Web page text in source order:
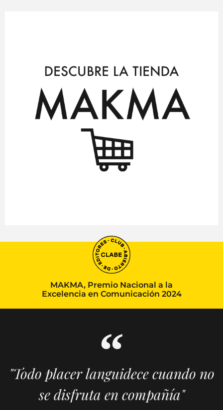
MAKMA, Premio Nacional a la
Excelencia en Comunicación 2024
"Todo placer languidece cuando no
se disfruta en compañía"